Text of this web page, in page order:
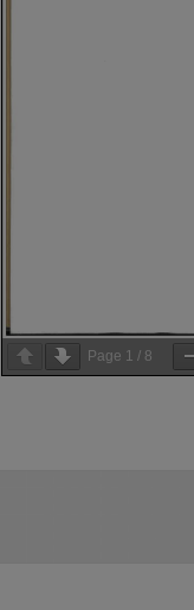
Page 1 / 8